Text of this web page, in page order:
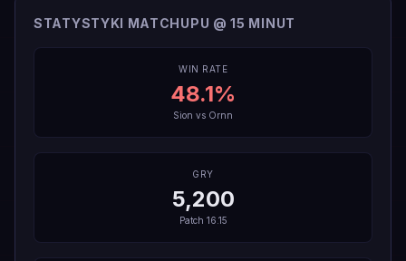
STATYSTYKI MATCHUPU @ 15 MINUT
WIN RATE
48.1%
Sion vs Ornn
GRY
5,200
Patch 16.15